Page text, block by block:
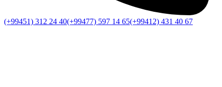
(+99451) 312 24 40(+99477) 597 14 65(+99412) 431 40 67